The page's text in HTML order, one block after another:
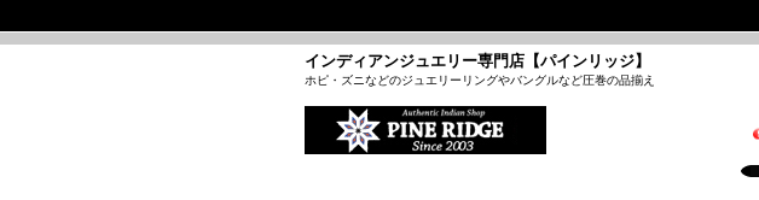
インディアンジュエリー専門店【パインリッジ】
ホピ・ズニなどのジュエリーリングやバングルなど圧巻の品揃え